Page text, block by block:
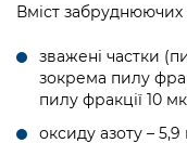
Вміст
зважені частки
зокрема пилу
пилу фракції 10
оксиду азоту –